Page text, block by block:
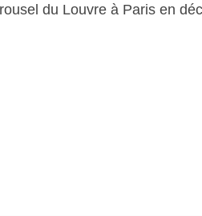
du Louvre à Paris en